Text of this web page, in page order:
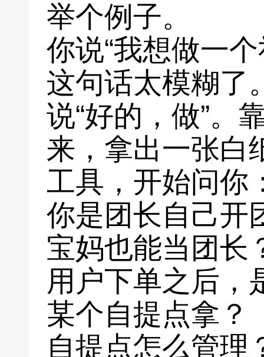
举个例子。
你说“我想做一
这句话太模糊了
说“好的，做”。
来，拿出一张白
工具，开始问你
你是团长自己开
宝妈也能当团长
用户下单之后，
某个自提点拿？
自提点怎么管理